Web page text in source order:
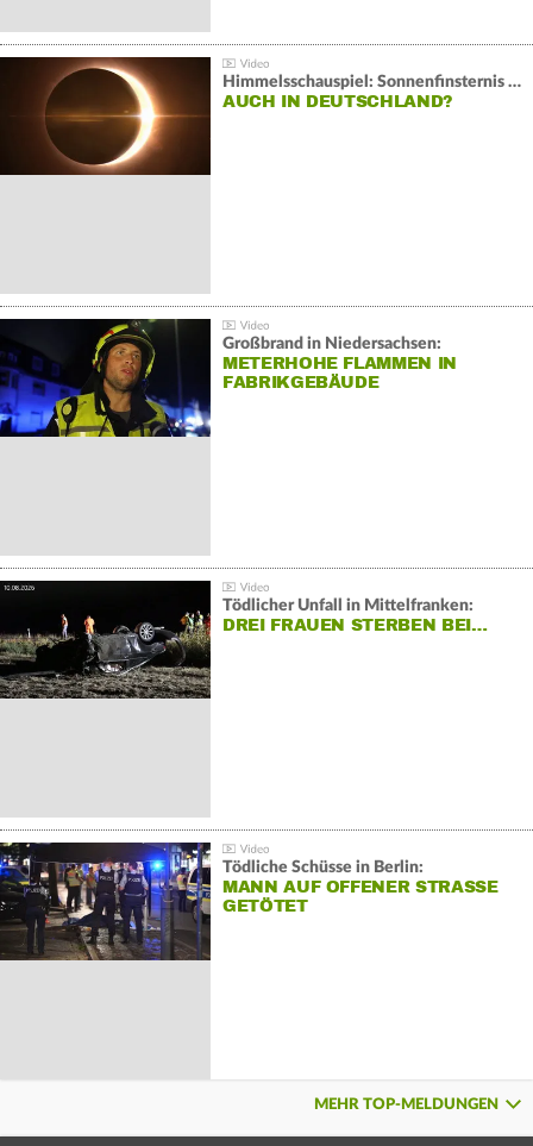
Himmelsschauspiel: Sonnenfinsternis über Spanien
AUCH IN DEUTSCHLAND?
Großbrand in Niedersachsen:
METERHOHE FLAMMEN IN
FABRIKGEBÄUDE
Tödlicher Unfall in Mittelfranken:
DREI FRAUEN STERBEN BEI…
Tödliche Schüsse in Berlin:
MANN AUF OFFENER STRASSE G
ETÖTET
MEHR TOP-MELDUNGEN